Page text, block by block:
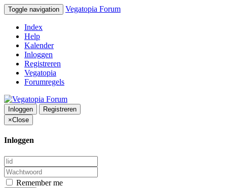
Toggle navigation Vegatopia Forum
Index
Help
Kalender
Inloggen
Registreren
Vegatopia
Forumregels
Inloggen
Registreren
×Close
Inloggen
Remember me